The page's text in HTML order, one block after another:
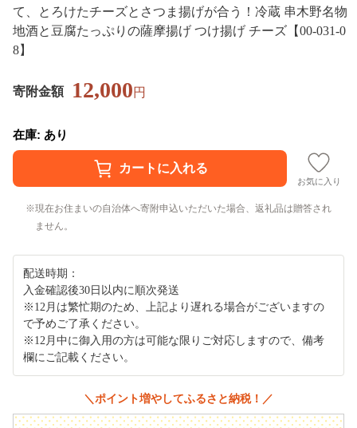
て、とろけたチーズとさつま揚げが合う！冷蔵 串木野名物
地酒と豆腐たっぷりの薩摩揚げ つけ揚げ チーズ【00-031-0
8】
寄附金額 12,000円
在庫: あり
お気に入り
現在お住まいの自治体へ寄附申込いただいた場合、返礼品は贈答され
ません。
配送時期：
入金確認後30日以内に順次発送
※12月は繁忙期のため、上記より遅れる場合がございますの
で予めご了承ください。
※12月中に御入用の方は可能な限りご対応しますので、備考
欄にご記載ください。
＼ポイント増やしてふるさと納税！／